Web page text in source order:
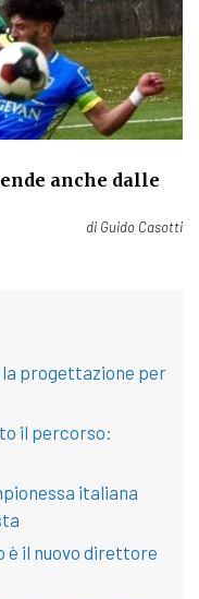
anche dalle
di Guido Casotti
la progettazione per
il percorso:
italiana
è il nuovo direttore